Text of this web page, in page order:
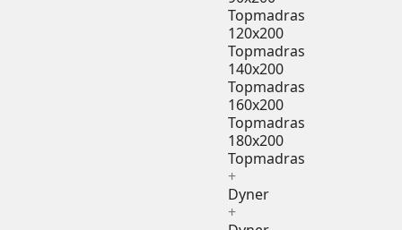
Topmadras
120x200
Topmadras
140x200
Topmadras
160x200
Topmadras
180x200
Topmadras
+
Dyner
+